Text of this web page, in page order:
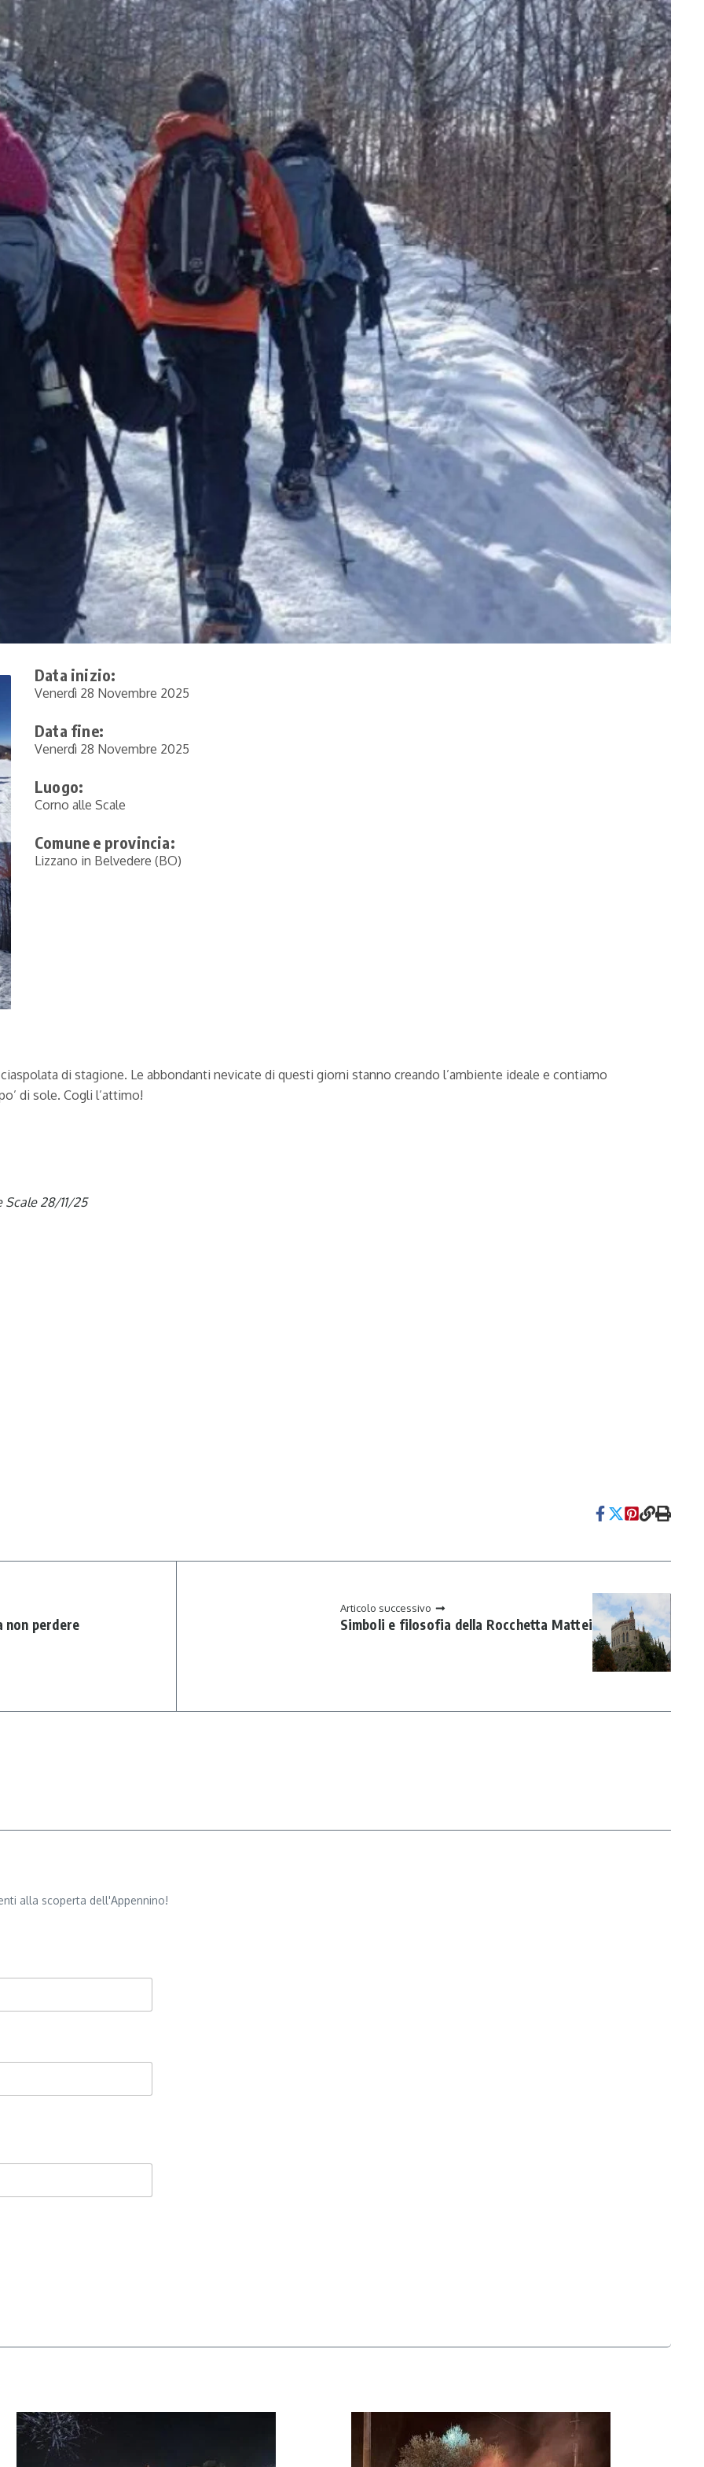
Data inizio:
Venerdì 28 Novembre 2025
Data fine:
Venerdì 28 Novembre 2025
Luogo:
Corno alle Scale
Comune e provincia:
Lizzano in Belvedere (BO)
di stagione. Le abbondanti nevicate di questi giorni stanno creando l’ambiente ideale e contiamo
di sole. Cogli l’attimo!
28/11/25
non perdere
Articolo successivo
Simboli e filosofia della Rocchetta Mattei
alla scoperta dell'Appennino!